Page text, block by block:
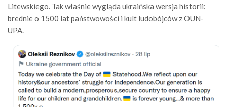
Litewskiego. Tak właśnie wygląda ukraińska wersja historii:
brednie o 1500 lat państwowości i kult ludobójców z OUN-
UPA.